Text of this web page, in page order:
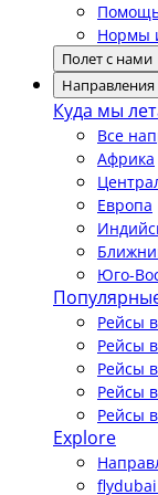
Нормы
Полет с нами
Направления
Куда мы
Все
Африка
Европа
Юго-
Рейсы
Рейсы
Рейсы
Рейсы
Рейсы
Explore